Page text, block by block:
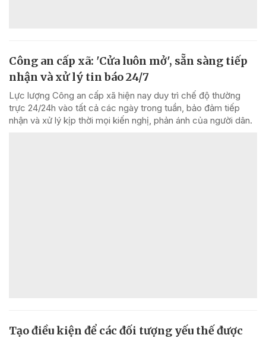
Công an cấp xã: 'Cửa luôn mở', sẵn sàng tiếp
nhận và xử lý tin báo 24/7
Lực lượng Công an cấp xã hiện nay duy trì chế độ thường
trực 24/24h vào tất cả các ngày trong tuần, bảo đảm tiếp
nhận và xử lý kịp thời mọi kiến nghị, phản ánh của người dân.
Tạo điều kiện để các đối tượng yếu thế được